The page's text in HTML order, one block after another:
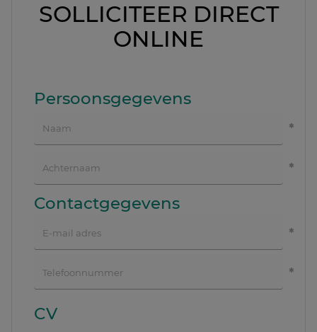
SOLLICITEER DIRECT
ONLINE
Persoonsgegevens
Contactgegevens
CV